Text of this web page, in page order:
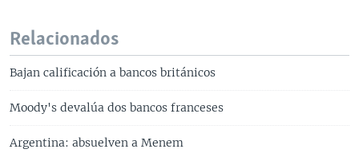
Relacionados
Bajan calificación a bancos británicos
Moody's devalúa dos bancos franceses
Argentina: absuelven a Menem